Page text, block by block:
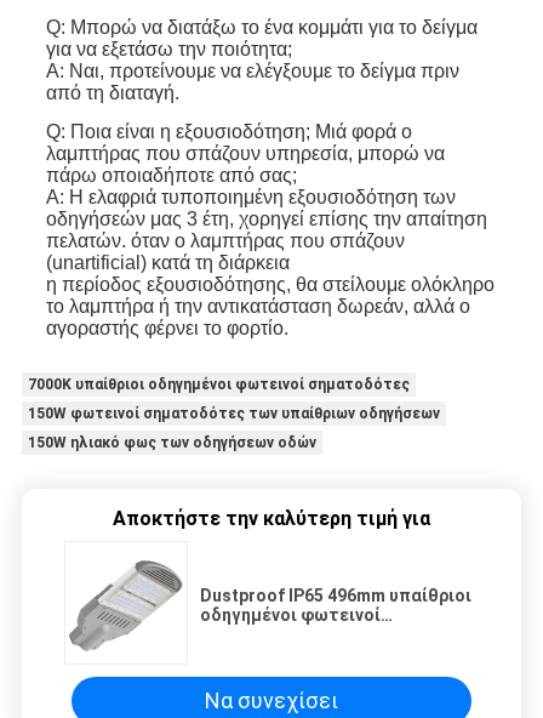
Q: Μπορώ να διατάξω το ένα κομμάτι για το δείγμα
για να εξετάσω την ποιότητα;
Α: Ναι, προτείνουμε να ελέγξουμε το δείγμα πριν
από τη διαταγή.
Q: Ποια είναι η εξουσιοδότηση; Μιά φορά ο
λαμπτήρας που σπάζουν υπηρεσία, μπορώ να
πάρω οποιαδήποτε από σας;
Α: Η ελαφριά τυποποιημένη εξουσιοδότηση των
οδηγήσεών μας 3 έτη, χορηγεί επίσης την απαίτηση
πελατών. όταν ο λαμπτήρας που σπάζουν
(unartificial) κατά τη διάρκεια
η περίοδος εξουσιοδότησης, θα στείλουμε ολόκληρο
το λαμπτήρα ή την αντικατάσταση δωρεάν, αλλά ο
αγοραστής φέρνει το φορτίο.
7000K υπαίθριοι οδηγημένοι φωτεινοί σηματοδότες
150W φωτεινοί σηματοδότες των υπαίθριων οδηγήσεων
150W ηλιακό φως των οδηγήσεων οδών
Αποκτήστε την καλύτερη τιμή για
Dustproof IP65 496mm υπαίθριοι
οδηγημένοι φωτεινοί
Να συνεχίσει